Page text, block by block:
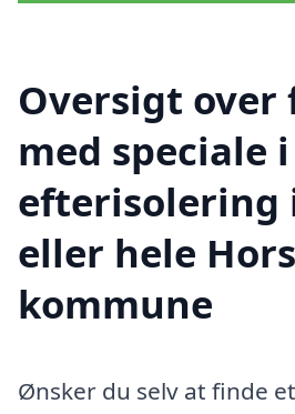
Oversigt
med speciale i
efterisolering
eller hele
kommune
Ønsker du selv at finde